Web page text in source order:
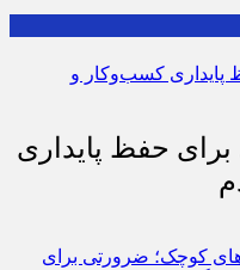
برای حفظ پایداری